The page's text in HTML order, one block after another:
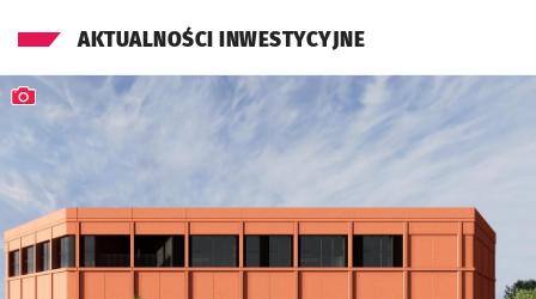
AKTUALNOŚCI INWESTYCYJNE